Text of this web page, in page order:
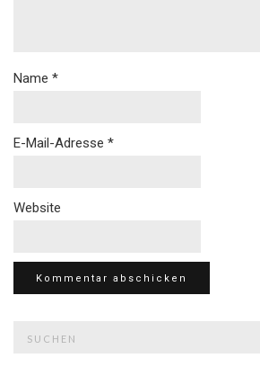
Name *
E-Mail-Adresse *
Website